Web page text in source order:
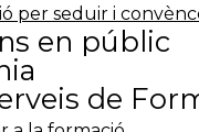
Seguretat
seguretat
(1)
Seguretat i salut
Serveis socials
Turisme
(21)
Unió europea i
per seduir i
en públic
de